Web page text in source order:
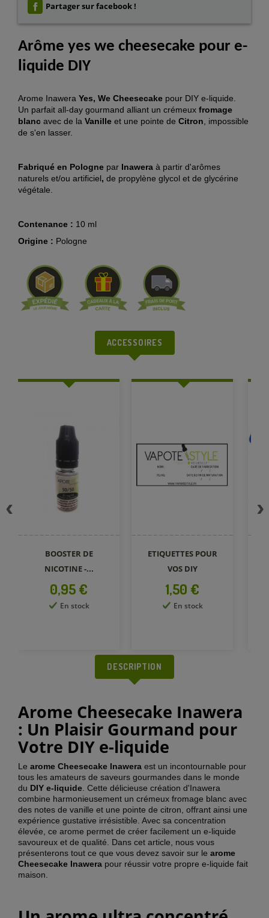
Partager sur facebook !
Arôme yes we cheesecake pour e-
liquide DIY
Arome Inawera Yes, We Cheesecake pour DIY e-liquide.
Un parfait all-day gourmand alliant un crémeux fromage
blanc avec de la Vanille et une pointe de Citron, impossible
de s'en lasser.
Fabriqué en Pologne par Inawera à partir d'arômes
naturels et/ou artificiel, de propylène glycol et de glycérine
végétale.
Contenance : 10 ml
Origine : Pologne
ACCESSOIRES
BOOSTER DE
NICOTINE -...
Prix
0,95 €
En stock
ETIQUETTES POUR
VOS DIY
Prix
1,50 €
En stock
DESCRIPTION
Arome Cheesecake Inawera
: Un Plaisir Gourmand pour
Votre DIY e-liquide
Le arome Cheesecake Inawera est un incontournable pour
tous les amateurs de saveurs gourmandes dans le monde
du DIY e-liquide. Cette délicieuse création d'Inawera
combine harmonieusement un crémeux fromage blanc avec
des notes de vanille et une pointe de citron, offrant ainsi une
expérience gustative irrésistible. Avec sa concentration
élevée, ce arome permet de créer facilement un e-liquide
savoureux et de qualité. Dans cet article, nous vous
présenterons tout ce que vous devez savoir sur le arome
Cheesecake Inawera pour réussir votre propre e-liquide fait
maison.